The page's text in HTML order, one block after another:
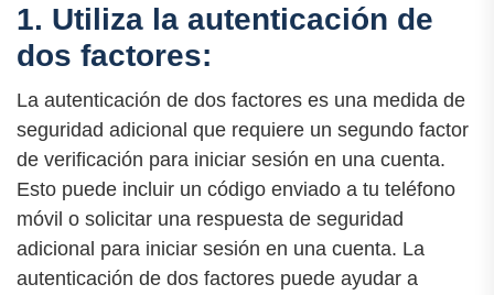
1. Utiliza la autenticación de
dos factores:
La autenticación de dos factores es una medida de
seguridad adicional que requiere un segundo factor
de verificación para iniciar sesión en una cuenta.
Esto puede incluir un código enviado a tu teléfono
móvil o solicitar una respuesta de seguridad
adicional para iniciar sesión en una cuenta. La
autenticación de dos factores puede ayudar a